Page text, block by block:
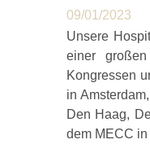
09/01/2023
Unsere
einer
Kongressen
in
Den Haag,
dem MECC in